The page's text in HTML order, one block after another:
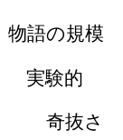
奇抜さ
実験的
物語の規模